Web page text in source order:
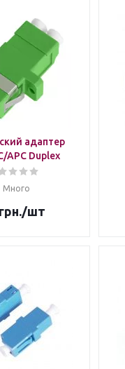
адаптер
APC Duplex
Много
грн./шт